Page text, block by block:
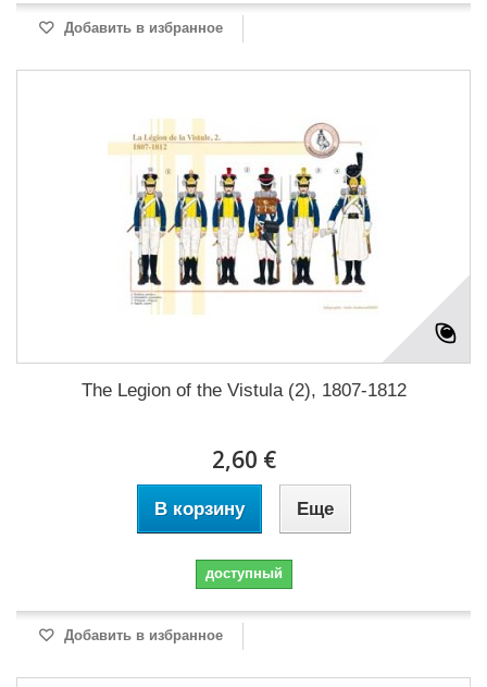
Добавить в избранное
The Legion of the Vistula (2), 1807-1812
2,60 €
В корзину Еще
доступный
Добавить в избранное